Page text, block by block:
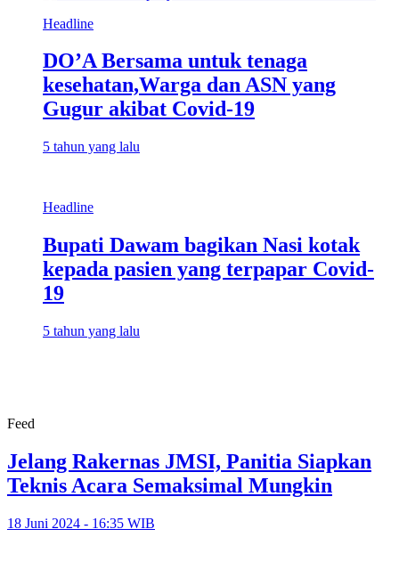
Headline
DO’A Bersama untuk tenaga
kesehatan,Warga dan ASN yang
Gugur akibat Covid-19
5 tahun yang lalu
Headline
Bupati Dawam bagikan Nasi kotak
kepada pasien yang terpapar Covid-
19
5 tahun yang lalu
Feed
Jelang Rakernas JMSI, Panitia Siapkan
Teknis Acara Semaksimal Mungkin
18 Juni 2024 - 16:35 WIB